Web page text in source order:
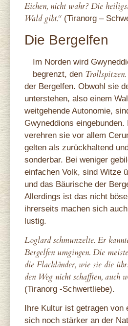
Eichen, nicht wahr? Die
Wald gibt.“ (Tiranorg –
Die Bergelfen
Im Norden wird
begrenzt, den Trollspitzen.
der Bergelfen. Obwohl sie
unterstehen, also einem
weitgehende Autonomie,
Gwyneddions
verehren sie vor allem
gelten als zurückhaltend
sonderbar. Bei weniger
einfachen Volk, sind Witze
und das Bäurische der
Allerdings ist das nicht
ihrerseits machen sich
lustig.
Loglard schmunzelte. Er
Bergelfen umgingen. Die
die Flachländer, wie sie die
den Weg nicht schafften, auch
(Tiranorg -Schwertliebe).
Ihre Kultur ist getragen
sich noch stärker an der